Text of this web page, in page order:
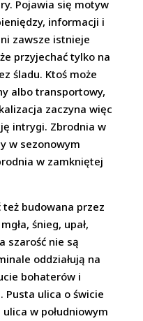
Pojawia się motyw
informacji i
zawsze istnieje
przyjechać tylko na
śladu. Ktoś może
albo transportowy,
zaczyna więc
intrygi. Zbrodnia w
w sezonowym
w zamkniętej
budowana przez
śnieg, upał,
szarość nie są
oddziałują na
bohaterów i
Pusta ulica o świcie
w południowym